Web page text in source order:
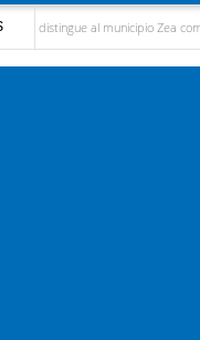
Zea como "Municipio Modelo